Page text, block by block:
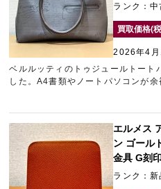
ランク：中
買取価格(
2026年4月
ベルルッティのトゥジュールトート
した。A4書類やノートパソコンが
ップポケットやスマートフォン用
だきました。ベルルッティの売却に
店「ギャラリーレア神戸元町店」に
エルメス
ン ゴール
金具 G刻
ランク：新